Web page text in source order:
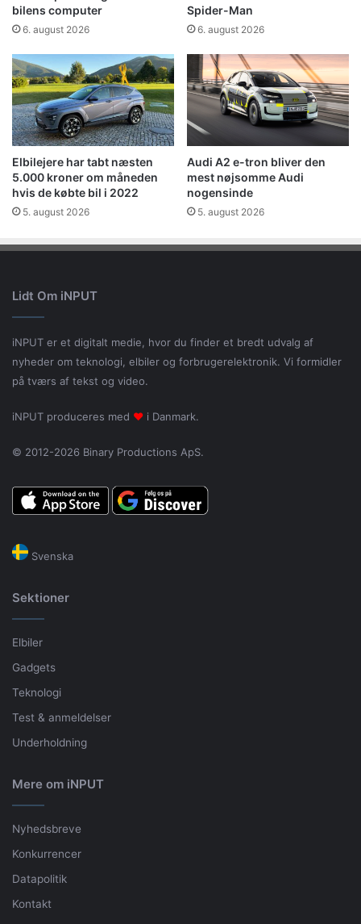
bilens computer
6. august 2026
Spider-Man
6. august 2026
Elbilejere har tabt næsten
5.000 kroner om måneden
hvis de købte bil i 2022
5. august 2026
Audi A2 e-tron bliver den
mest nøjsomme Audi
nogensinde
5. august 2026
Lidt Om iNPUT
iNPUT er et digitalt medie, hvor du finder et bredt udvalg af
nyheder om teknologi, elbiler og forbrugerelektronik. Vi formidler
på tværs af tekst og video.
iNPUT produceres med ♥ i Danmark.
© 2012-2026 Binary Productions ApS.
Svenska
Sektioner
Elbiler
Gadgets
Teknologi
Test & anmeldelser
Underholdning
Mere om iNPUT
Nyhedsbreve
Konkurrencer
Datapolitik
Kontakt